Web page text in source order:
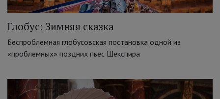
Глобус: Зимняя сказка
Беспроблемная глобусовская постановка одной из
«проблемных» поздних пьес Шекспира